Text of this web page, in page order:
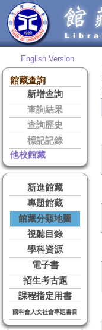
English Version
館藏查詢
新增查詢
查詢結果
查詢歷史
標記記錄
他校館藏
新進館藏
專題館藏
館藏分類地圖
視聽目錄
學科資源
電子書
招生考古題
課程指定用書
國科會人文社會專題書目